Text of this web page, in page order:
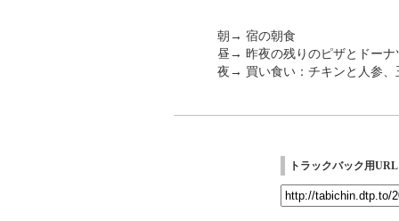
朝→ 宿の朝食
昼→ 昨夜の残りのピザとドーナ
夜→ 買い食い：チキンと人参、
トラックバック用URL